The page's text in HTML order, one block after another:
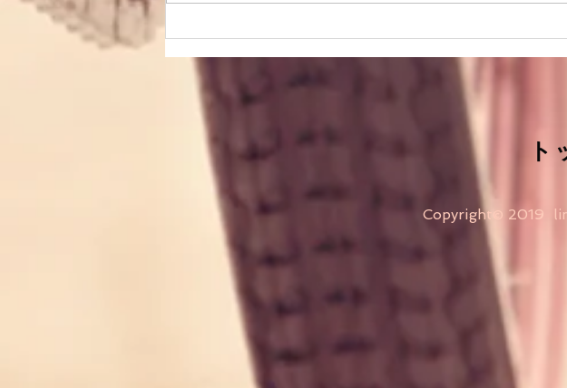
組中！
イン決済
ト
Copyright© 2019